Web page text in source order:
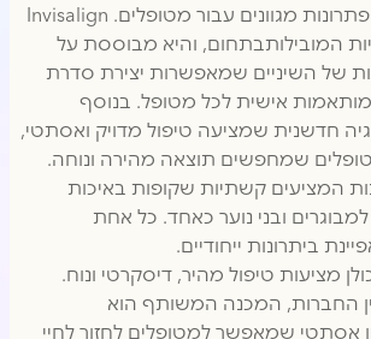
חדשניות המציעות פתרונות מגוונים עבור מטופלים. Invisalign
המובילותבתחום, והיא מבוססת על
של השיניים שמאפשרות יצירת סדרת
אישית לכל מטופל. בנוסף
חדשנית שמציעה טיפול מדויק ואסתטי,
שמחפשים תוצאה מהירה ונוחה.
המציעים קשתיות שקופות באיכות
ובני נוער כאחד. כל אחת
ביתרונות ייחודיים.
מציעות טיפול מהיר, דיסקרטי ונוח.
החברות, המכנה המשותף הוא